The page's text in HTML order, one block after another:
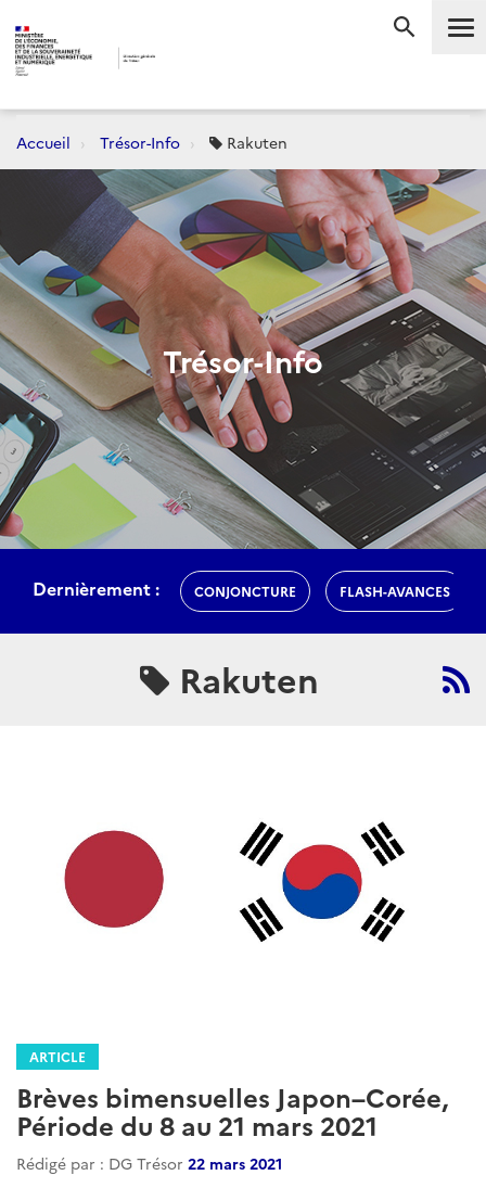
Accueil Trésor-Info Rakuten
Trésor-Info
Dernièrement : CONJONCTURE FLASH-AVANCES
Rakuten
ARTICLE
Brèves bimensuelles Japon–Corée,
Période du 8 au 21 mars 2021
Rédigé par : DG Trésor 22 mars 2021